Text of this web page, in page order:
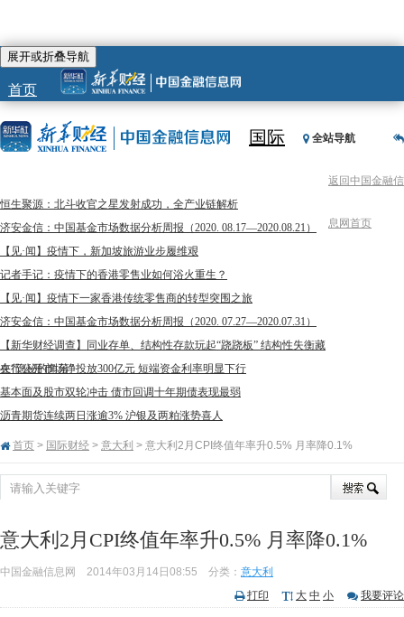
展开或折叠导航
首页
国际 全站导航
恒生聚源：北斗收官之星发射成功，全产业链解析
济安金信：中国基金市场数据分析周报（2020. 08.17—2020.08.21）
【见·闻】疫情下，新加坡旅游业步履维艰
记者手记：疫情下的香港零售业如何浴火重生？
【见·闻】疫情下一家香港传统零售商的转型突围之旅
济安金信：中国基金市场数据分析周报（2020. 07.27—2020.07.31）
【新华财经调查】同业存单、结构性存款玩起“跷跷板” 结构性失衡藏
在“隐秘的角落”
央行公开市场净投放300亿元 短端资金利率明显下行
基本面及股市双轮冲击 债市回调十年期债表现最弱
沥青期货连续两日涨逾3% 沪银及两粕涨势喜人
返回中国金融信
息网首页
首页 > 国际财经 > 意大利 > 意大利2月CPI终值年率升0.5% 月率降0.1%
意大利2月CPI终值年率升0.5% 月率降0.1%
中国金融信息网 2014年03月14日08:55 分类： 意大利
打印
大 中 小 我要评论